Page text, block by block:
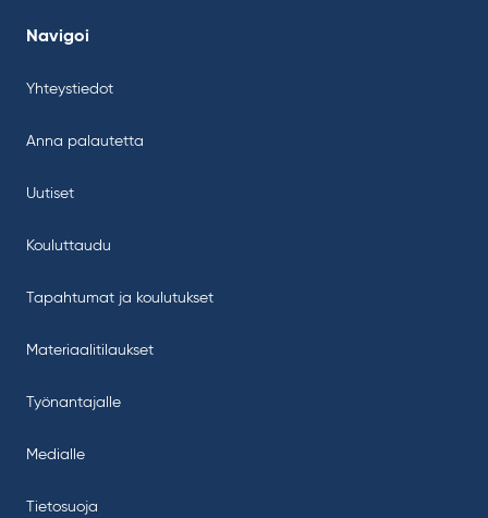
Navigoi
Yhteystiedot
Anna palautetta
Uutiset
Kouluttaudu
Tapahtumat ja koulutukset
Materiaalitilaukset
Työnantajalle
Medialle
Tietosuoja